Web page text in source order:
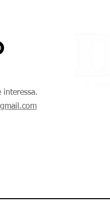
interessa.